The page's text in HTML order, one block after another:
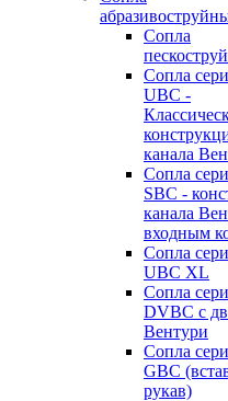
Сопла
Сопла
UBC -
канала
Сопла
SBC -
канала
входным
Сопла
UBC XL
Сопла
DVBC с
Вентури
Сопла
GBC
рукав)